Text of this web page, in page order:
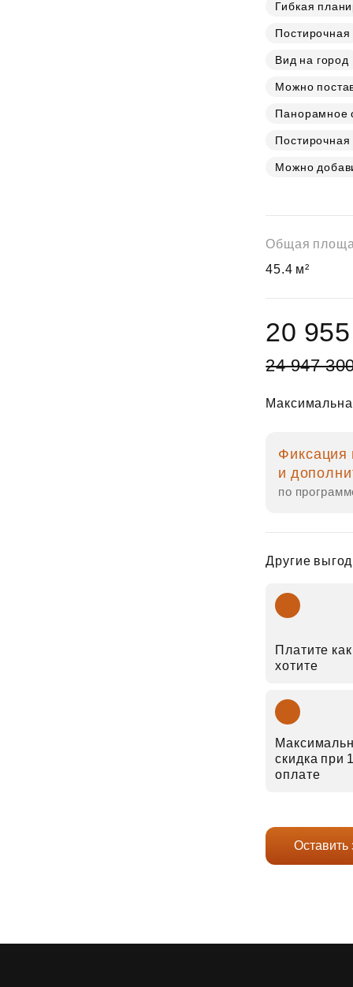
24 947
20
Фиксация
и
по
Другие
Платите как
хотите
скидка при
оплате
Оставить
Гибкая
Постирочная
Вид на город
Можно
Панорамное
Постирочная
Можно
Общая
45.4 м²